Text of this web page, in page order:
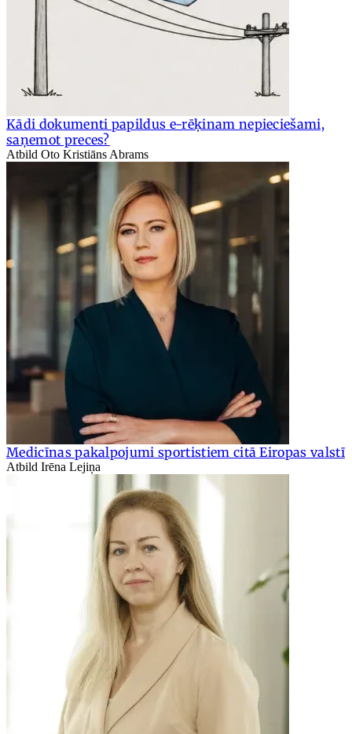
Kādi dokumenti papildus e-rēķinam nepieciešami,
saņemot preces?
Atbild Oto Kristiāns Abrams
Medicīnas pakalpojumi sportistiem citā Eiropas valstī
Atbild Irēna Lejiņa